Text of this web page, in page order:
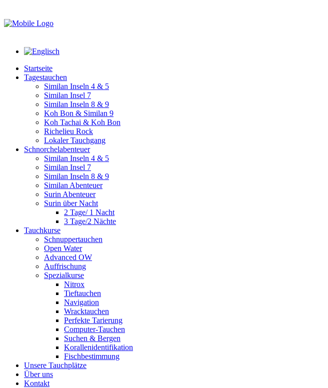
Startseite
Tagestauchen
Similan Inseln 4 & 5
Similan Insel 7
Similan Inseln 8 & 9
Koh Bon & Similan 9
Koh Tachai & Koh Bon
Richelieu Rock
Lokaler Tauchgang
Schnorchelabenteuer
Similan Inseln 4 & 5
Similan Insel 7
Similan Inseln 8 & 9
Similan Abenteuer
Surin Abenteuer
Surin über Nacht
2 Tage/ 1 Nacht
3 Tage/2 Nächte
Tauchkurse
Schnuppertauchen
Open Water
Advanced OW
Auffrischung
Spezialkurse
Nitrox
Tieftauchen
Navigation
Wracktauchen
Perfekte Tarierung
Computer-Tauchen
Suchen & Bergen
Korallenidentifikation
Fischbestimmung
Unsere Tauchplätze
Über uns
Kontakt